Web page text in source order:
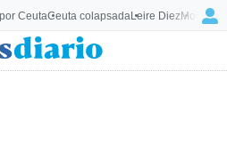
CeutaCeuta colapsadaLeire Diez